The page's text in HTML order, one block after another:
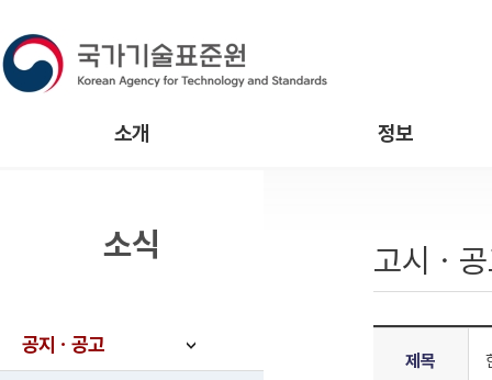
소개 정보
고시ㆍ
제목
소식
공지ㆍ공고